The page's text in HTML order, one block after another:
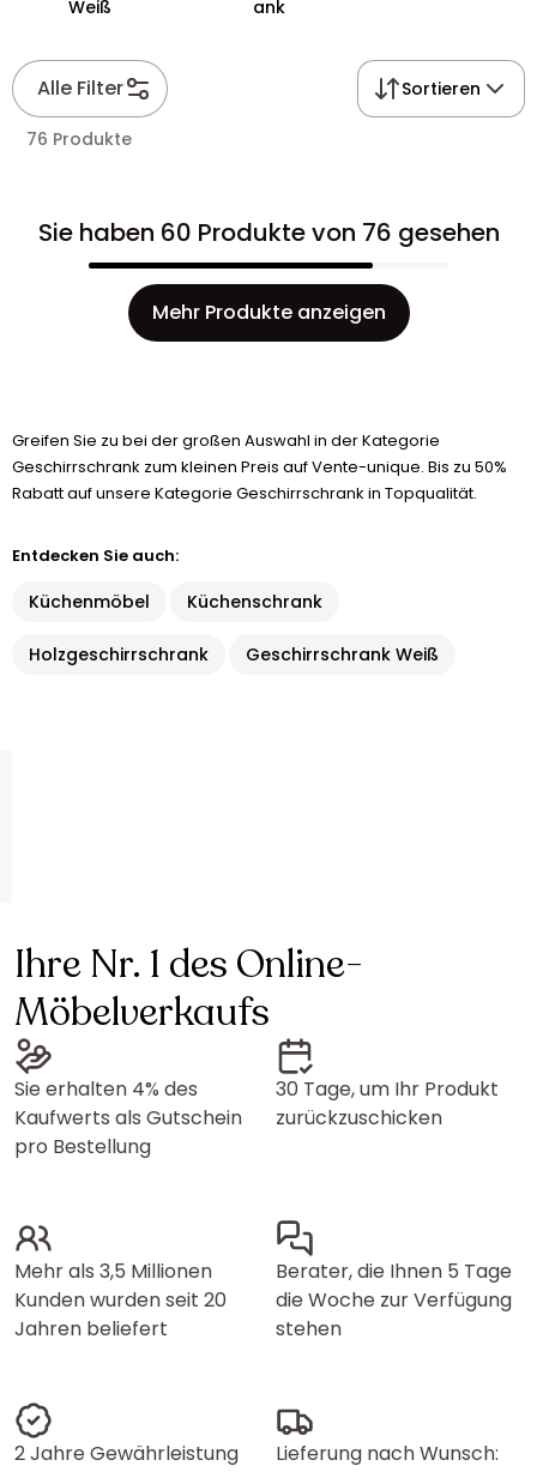
Weiß
ank
Alle Filter Sortieren
76 Produkte
Sie haben 60 Produkte von 76 gesehen
Mehr Produkte anzeigen
Greifen Sie zu bei der großen Auswahl in der Kategorie
Geschirrschrank zum kleinen Preis auf Vente-unique. Bis zu 50%
Rabatt auf unsere Kategorie Geschirrschrank in Topqualität.
Entdecken Sie auch:
Küchenmöbel Küchenschrank
Holzgeschirrschrank Geschirrschrank Weiß
Ihre Nr. 1 des Online-
Möbelverkaufs
Sie erhalten 4% des
Kaufwerts als Gutschein
pro Bestellung
30 Tage, um Ihr Produkt
zurückzuschicken
Mehr als 3,5 Millionen
Kunden wurden seit 20
Jahren beliefert
Berater, die Ihnen 5 Tage
die Woche zur Verfügung
stehen
2 Jahre Gewährleistung
Lieferung nach Wunsch: